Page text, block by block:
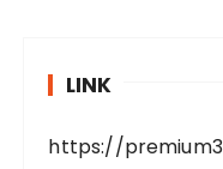
LINK
https://